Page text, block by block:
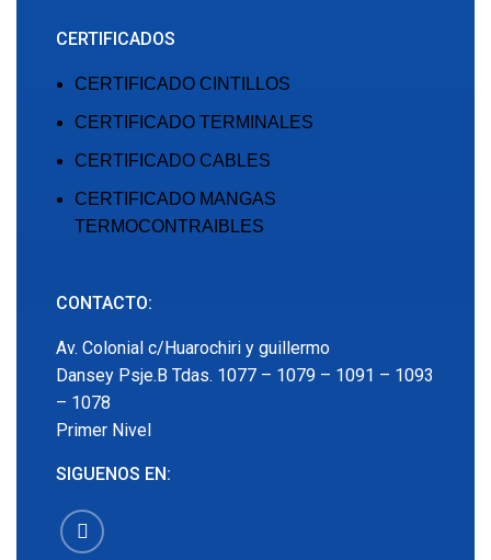
CERTIFICADOS
CERTIFICADO CINTILLOS
CERTIFICADO TERMINALES
CERTIFICADO CABLES
CERTIFICADO MANGAS
TERMOCONTRAIBLES
CONTACTO:
Av. Colonial c/Huarochiri y guillermo
Dansey Psje.B Tdas. 1077 – 1079 – 1091 – 1093
– 1078
Primer Nivel
SIGUENOS EN: